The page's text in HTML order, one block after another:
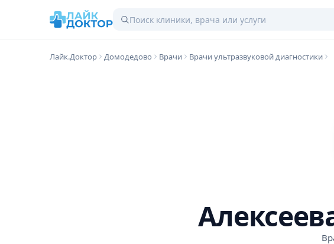
Лайк.Доктор Домодедово Врачи Врачи ультразвуковой диагностики